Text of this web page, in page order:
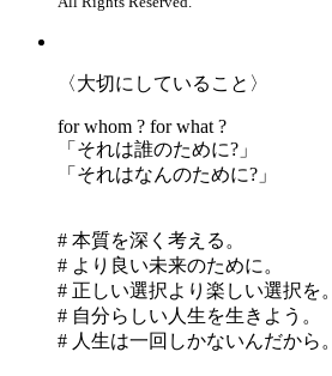
〈大切にしていること〉
for whom ? for what ?
「 それは誰のために?」
「 それはなんのために?」
# 本質を深く考える。
# より良い未来のために。
# 正しい選択より楽しい選択を。
# 自分らしい人生を生きよう。
# 人生は一回しかないんだから。